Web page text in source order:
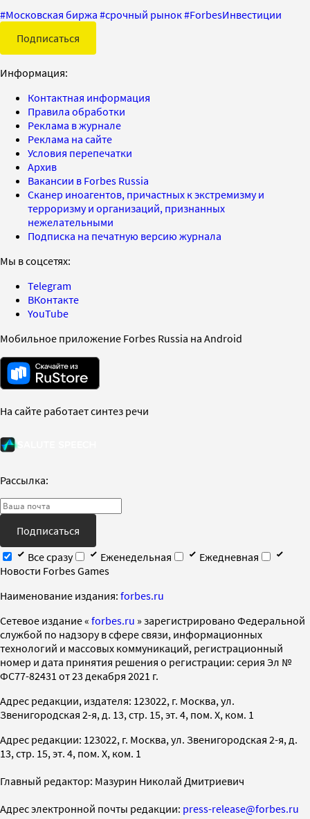
#Московская биржа #срочный рынок#ForbesИнвестиции
Подписаться
Информация:
Контактная информация
Правила обработки
Реклама в журнале
Реклама на сайте
Условия перепечатки
Архив
Вакансии в Forbes Russia
Сканер иноагентов, причастных к экстремизму и
терроризму и организаций, признанных
нежелательными
Подписка на печатную версию журнала
Мы в соцсетях:
Telegram
ВКонтакте
YouTube
Мобильное приложение Forbes Russia на Android
На сайте работает синтез речи
Рассылка:
Подписаться
Все сразу
Еженедельная
Ежедневная
Новости Forbes Games
Наименование издания: forbes.ru
Cетевое издание « forbes.ru » зарегистрировано Федеральной
службой по надзору в сфере связи, информационных
технологий и массовых коммуникаций, регистрационный
номер и дата принятия решения о регистрации: серия Эл №
ФС77-82431 от 23 декабря 2021 г.
Адрес редакции, издателя: 123022, г. Москва, ул.
Звенигородская 2-я, д. 13, стр. 15, эт. 4, пом. X, ком. 1
Адрес редакции: 123022, г. Москва, ул. Звенигородская 2-я, д.
13, стр. 15, эт. 4, пом. X, ком. 1
Главный редактор: Мазурин Николай Дмитриевич
Адрес электронной почты редакции: press-release@forbes.ru